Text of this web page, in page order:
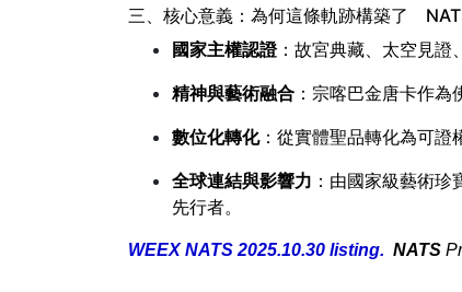
三、核心意義：為何這條軌跡構築了
國家主權認證：故宮典藏、太空見證
精神與藝術融合 ：宗喀巴金唐卡作為
數位化轉化：從實體聖品轉化為可證
全球連結與影響力 ：由國家級藝術
先行者。
WEEX NATS 2025.10.30 listing. NATS